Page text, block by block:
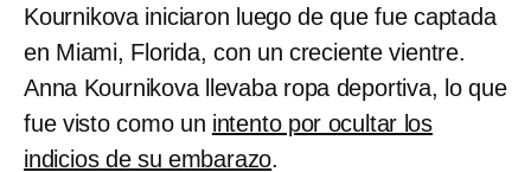
Kournikova iniciaron luego de que fue captada
en Miami, Florida, con un creciente vientre.
Anna Kournikova llevaba ropa deportiva, lo que
fue visto como un intento por ocultar los
indicios de su embarazo.